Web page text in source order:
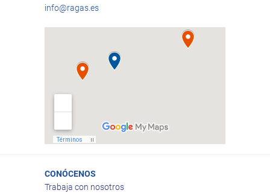
info@ragas.es
CONÓCENOS
Trabaja con nosotros